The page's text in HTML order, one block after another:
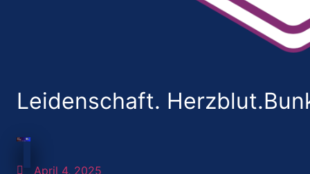
Leidenschaft.
April 4, 2025